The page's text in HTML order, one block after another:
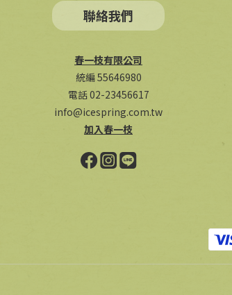
聯絡我們
春一枝有限公司
統編 55646980
電話 02-23456617
info@icespring.com.tw
加入春一枝